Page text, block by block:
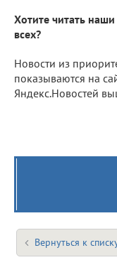
Хотите читать
всех?
Новости из
показываются на
Яндекс.Новостей
Вернуться к